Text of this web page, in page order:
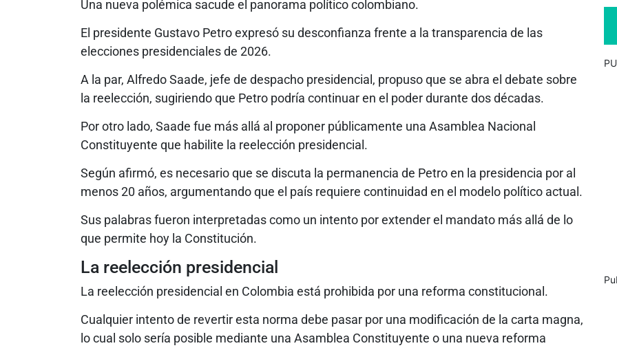
Una nueva polémica sacude el panorama político colombiano.
El presidente Gustavo Petro expresó su desconfianza frente a la transparencia de las
elecciones presidenciales de 2026.
A la par, Alfredo Saade, jefe de despacho presidencial, propuso que se abra el debate sobre
la reelección, sugiriendo que Petro podría continuar en el poder durante dos décadas.
Por otro lado, Saade fue más allá al proponer públicamente una Asamblea Nacional
Constituyente que habilite la reelección presidencial.
Según afirmó, es necesario que se discuta la permanencia de Petro en la presidencia por al
menos 20 años, argumentando que el país requiere continuidad en el modelo político actual.
Sus palabras fueron interpretadas como un intento por extender el mandato más allá de lo
que permite hoy la Constitución.
La reelección presidencial
La reelección presidencial en Colombia está prohibida por una reforma constitucional.
Cualquier intento de revertir esta norma debe pasar por una modificación de la carta magna,
lo cual solo sería posible mediante una Asamblea Constituyente o una nueva reforma